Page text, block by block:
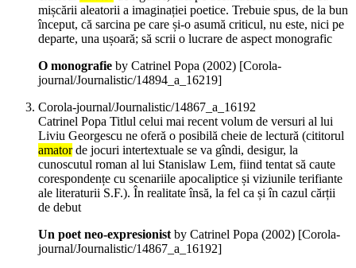
mișcării aleatorii a imaginației poetice. Trebuie spus, de la bun
început, că sarcina pe care și-o asumă criticul, nu este, nici pe
departe, una ușoară; să scrii o lucrare de aspect monografic
O monografie by Catrinel Popa (2002) [Corola-
journal/Journalistic/14894_a_16219]
Corola-journal/Journalistic/14867_a_16192
Catrinel Popa Titlul celui mai recent volum de versuri al lui
Liviu Georgescu ne oferă o posibilă cheie de lectură (cititorul
amatorde jocuri intertextuale se va gîndi, desigur, la
cunoscutul roman al lui Stanislaw Lem, fiind tentat să caute
corespondențe cu scenariile apocaliptice și viziunile terifiante
ale literaturii S.F.). În realitate însă, la fel ca și în cazul cărții
de debut
Un poet neo-expresionistby Catrinel Popa (2002) [Corola-
journal/Journalistic/14867_a_16192]